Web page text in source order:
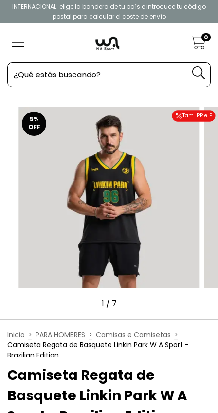
INTERNACIONAL: elige la bandera de tu país e introduce tu código
postal para calcular el coste de envío
0
5%
OFF
Tam. PP e P
1 / 7
Inicio > PARA HOMBRES > Camisas e Camisetas >
Camiseta Regata de Basquete Linkin Park W A Sport -
Brazilian Edition
Camiseta Regata de
Basquete Linkin Park W A